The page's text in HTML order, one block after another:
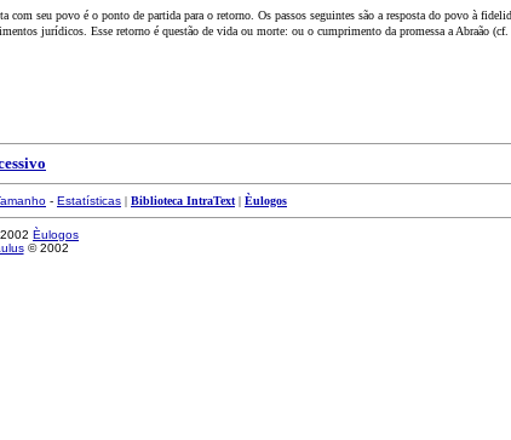
seu povo é o ponto de partida para o retorno. Os passos seguintes são a resposta do povo à
jurídicos. Esse retorno é questão de vida ou morte: ou o cumprimento da promessa a Abraão
- Estatísticas | Biblioteca IntraText | Èulogos
Èulogos
© 2002